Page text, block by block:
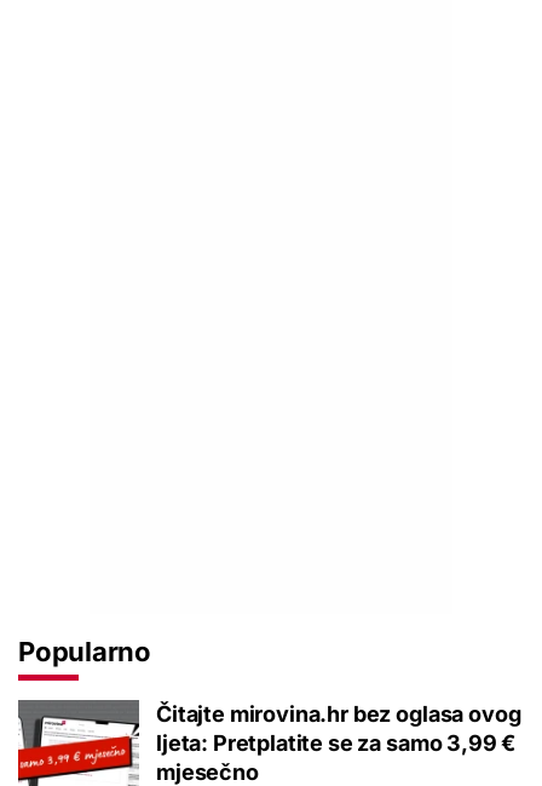
Popularno
Čitajte mirovina.hr bez oglasa ovog
ljeta: Pretplatite se za samo 3,99 €
mjesečno